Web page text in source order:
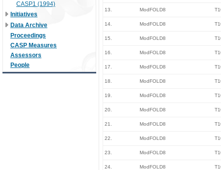
CASP1 (1994)
Initiatives
Data Archive
Proceedings
CASP Measures
Assessors
People
13. ModFOLD8
14. ModFOLD8
15. ModFOLD8
16. ModFOLD8
17. ModFOLD8
18. ModFOLD8
19. ModFOLD8
20. ModFOLD8
21. ModFOLD8
22. ModFOLD8
23. ModFOLD8
24. ModFOLD8